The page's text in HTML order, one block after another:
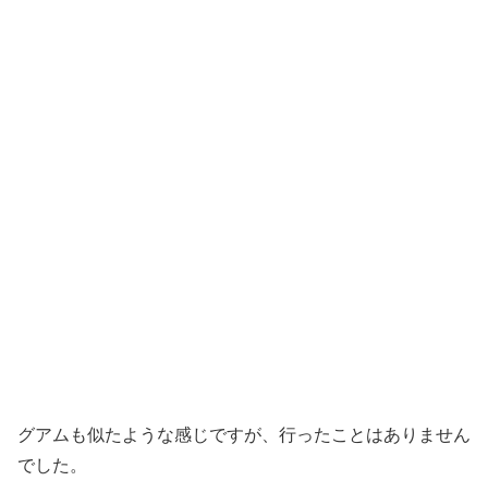
グアムも似たような感じですが、行ったことはありません
でした。